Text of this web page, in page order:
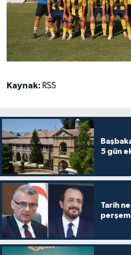
Kaynak: RSS
5 gün
Tarih
YAŞAM